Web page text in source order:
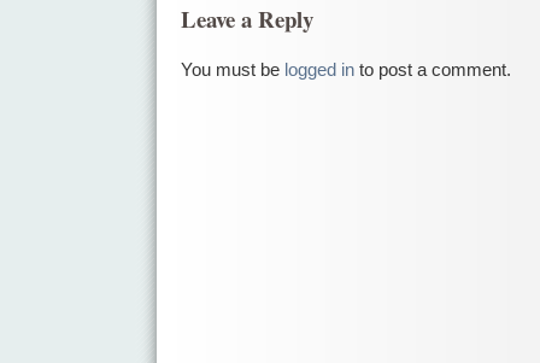
Leave a Reply
You must be logged in to post a comment.